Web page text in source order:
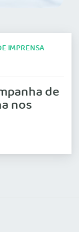
IMPRENSA
de
nos